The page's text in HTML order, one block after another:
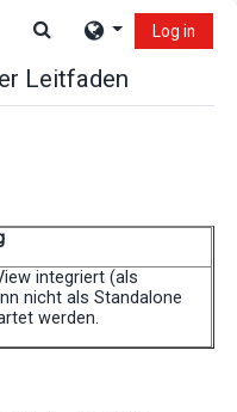
Toggle search input
Log in
Leitfaden
integriert (als
nicht als Standalone
werden.